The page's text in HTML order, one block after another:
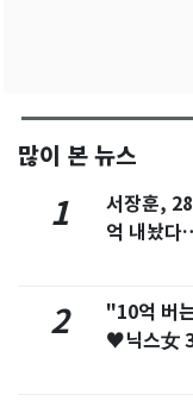
많이 본 뉴스
1
서장훈,
억 내놨
2
"10억 버
♥닉스女